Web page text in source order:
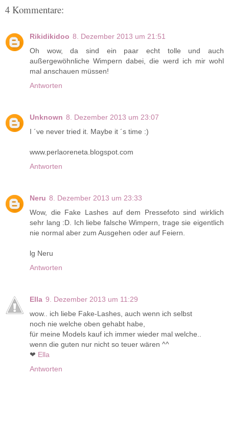
4 Kommentare:
Rikidikidoo 8. Dezember 2013 um 21:51
Oh wow, da sind ein paar echt tolle und auch
außergewöhnliche Wimpern dabei, die werd ich mir wohl
mal anschauen müssen!
Antworten
Unknown 8. Dezember 2013 um 23:07
I ´ve never tried it. Maybe it ´s time :)
www.perlaoreneta.blogspot.com
Antworten
Neru 8. Dezember 2013 um 23:33
Wow, die Fake Lashes auf dem Pressefoto sind wirklich
sehr lang :D. Ich liebe falsche Wimpern, trage sie eigentlich
nie normal aber zum Ausgehen oder auf Feiern.
lg Neru
Antworten
Ella 9. Dezember 2013 um 11:29
wow.. ich liebe Fake-Lashes, auch wenn ich selbst
noch nie welche oben gehabt habe,
für meine Models kauf ich immer wieder mal welche..
wenn die guten nur nicht so teuer wären ^^
❤ Ella
Antworten